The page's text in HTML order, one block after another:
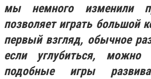
мы немного изменили
позволяет играть большой
первый взгляд, обычное
если углубиться, можно
подобные игры